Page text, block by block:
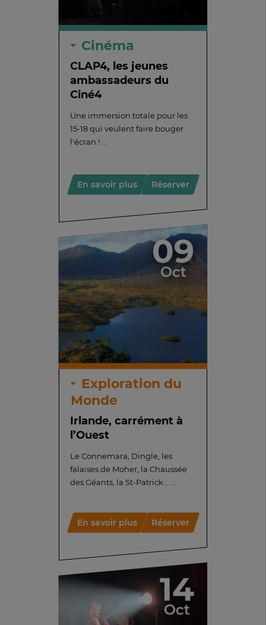
Cinéma
CLAP4, les jeunes
ambassadeurs du
Ciné4
Une immersion totale pour les
15-18 qui veulent faire bouger
l'écran ! ...
En savoir plus Réserver
09
Oct
Exploration du
Monde
Irlande, carrément à
l’Ouest
Le Connemara, Dingle, les
falaises de Moher, la Chaussée
des Géants, la St-Patrick... ...
En savoir plus Réserver
14
Oct